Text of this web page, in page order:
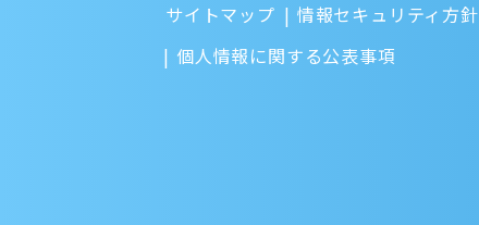
サイトマップ 情報セキュリティ方針
個人情報に関する公表事項